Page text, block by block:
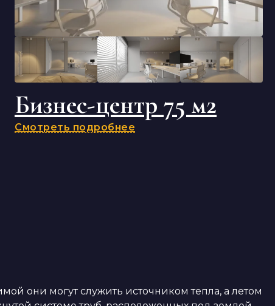
Бизнес-центр 75 м2
Смотреть подробнее
они могут служить источником тепла, а летом